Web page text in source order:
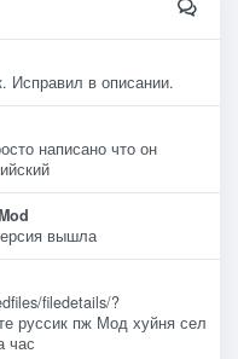
Исправил в описании.
написано что он
вышла
filedetails/?
руссик пж Мод хуйня сел
час